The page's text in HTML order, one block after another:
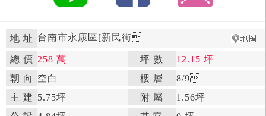
地 址 台南市永康區[新民街
總 價 258 萬 坪 數 12.15 坪
朝 向
空白 樓 層 8/9
主 建 5.75坪 附 屬 1.56坪